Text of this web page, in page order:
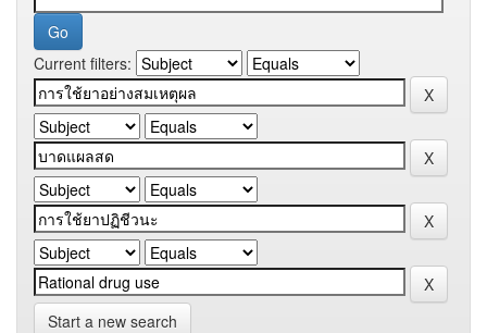
Current filters:
Start a new search